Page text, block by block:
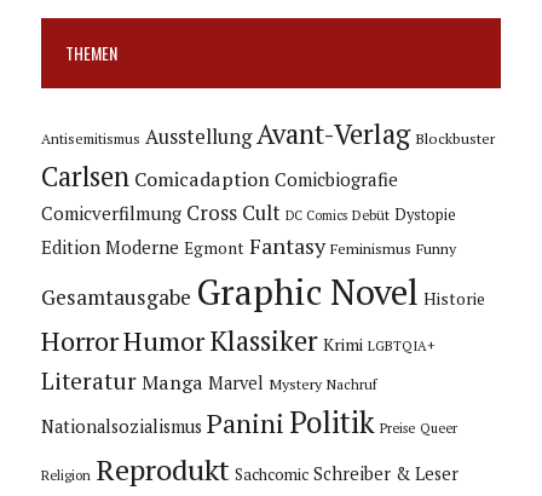
THEMEN
Antisemitismus Ausstellung Avant-Verlag Blockbuster
Carlsen Comicadaption Comicbiografie
Comicverfilmung Cross Cult DC Comics Debüt Dystopie
Edition Moderne Egmont Fantasy Feminismus Funny
Gesamtausgabe Graphic Novel Historie
HorrorHumorKlassiker Krimi LGBTQIA+
Literatur Manga Marvel Mystery Nachruf
Nationalsozialismus Panini Politik Preise Queer
Religion Reprodukt Sachcomic Schreiber & Leser